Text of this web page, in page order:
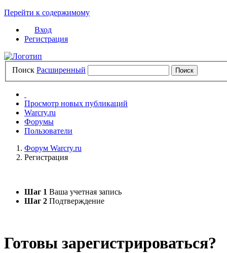
Перейти к содержимому
Вход
Регистрация
Поиск Расширенный
Просмотр новых публикаций
Warcry.ru
Форумы
Пользователи
Форум Warcry.ru
Регистрация
Шаг 1 Ваша учетная запись
Шаг 2 Подтверждение
Готовы зарегистрироваться?